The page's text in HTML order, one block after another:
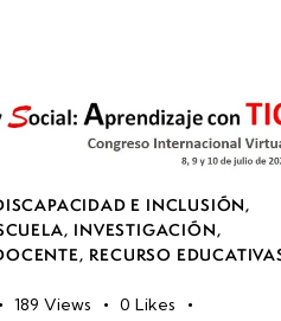
E INCLUSIÓN,
, INVESTIGACIÓN,
, RECURSO
189 Views 0 Likes